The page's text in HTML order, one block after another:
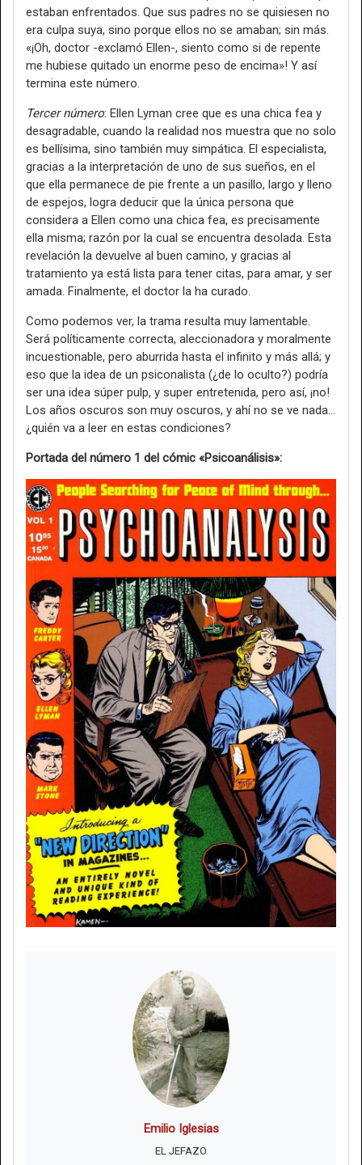
estaban enfrentados. Que sus padres no se quisiesen no
era culpa suya, sino porque ellos no se amaban; sin más.
«¡Oh, doctor -exclamó Ellen-, siento como si de repente
me hubiese quitado un enorme peso de encima»! Y así
termina este número.
Tercer número: Ellen Lyman cree que es una chica fea y
desagradable, cuando la realidad nos muestra que no solo
es bellísima, sino también muy simpática. El especialista,
gracias a la interpretación de uno de sus sueños, en el
que ella permanece de pie frente a un pasillo, largo y lleno
de espejos, logra deducir que la única persona que
considera a Ellen como una chica fea, es precisamente
ella misma; razón por la cual se encuentra desolada. Esta
revelación la devuelve al buen camino, y gracias al
tratamiento ya está lista para tener citas, para amar, y ser
amada. Finalmente, el doctor la ha curado.
Como podemos ver, la trama resulta muy lamentable.
Será políticamente correcta, aleccionadora y moralmente
incuestionable, pero aburrida hasta el infinito y más allá; y
eso que la idea de un psiconalista (¿de lo oculto?) podría
ser una idea súper pulp, y super entretenida, pero así, ¡no!
Los años oscuros son muy oscuros, y ahí no se ve nada...
¿quién va a leer en estas condiciones?
Portada del número 1 del cómic «Psicoanálisis»:
Emilio Iglesias
EL JEFAZO